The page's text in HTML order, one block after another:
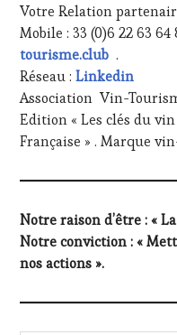
Votre Relation
Mobile : 33 (0)6 22 63
tourisme.club .
Réseau :Linkedin
Association Vin-
Edition « Les clés du
Française » . Marque
Notre raison d’être : «
Notre conviction : «
nos actions ».